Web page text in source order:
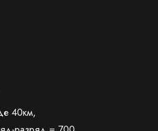
40км,